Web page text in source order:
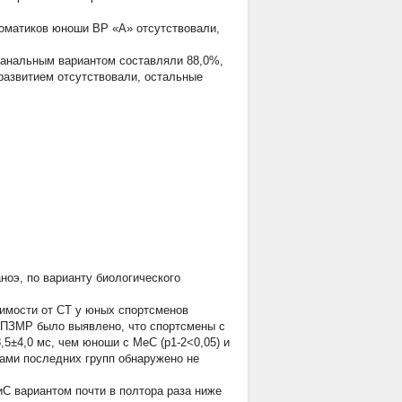
юноши ВР «А» отсутствовали,
вариантом составляли 88,0%,
отсутствовали, остальные
по варианту биологического
от СТ у юных спортсменов
было выявлено, что спортсмены с
мс, чем юноши с МеС (р1-2<0,05) и
последних групп обнаружено не
вариантом почти в полтора раза ниже